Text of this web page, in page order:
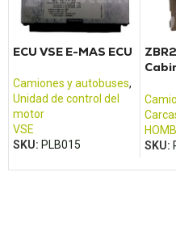
ECU VSE E-MAS ECU
Camiones y autobuses,
Unidad de control del
motor
VSE
SKU: PLB015
SKU: